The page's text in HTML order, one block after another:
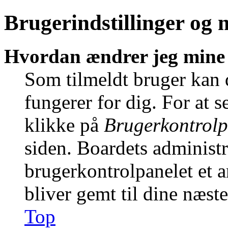
Brugerindstillinger og
Hvordan ændrer jeg
Som tilmeldt bruger kan
fungerer for dig. For at
klikke på
siden. Boardets
brugerkontrolpanelet et
bliver gemt til dine
Top